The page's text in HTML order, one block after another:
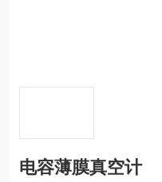
电容薄膜真空计